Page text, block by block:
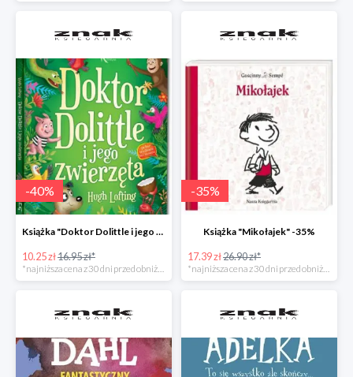
-40%
Książka "Doktor Dolittle i jego zwierzęta" -40%
10.25 zł16.95 zł*
*najniższa cena z 30 dni przed obniżką
-35%
Książka "Mikołajek" -35%
17.39 zł26.90 zł*
*najniższa cena z 30 dni przed obniżką